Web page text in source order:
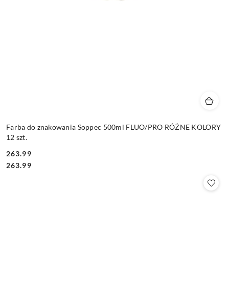
Farba do znakowania Soppec 500ml FLUO/PRO RÓŻNE KOLORY
12 szt.
Cena:
263.99
Cena:
263.99